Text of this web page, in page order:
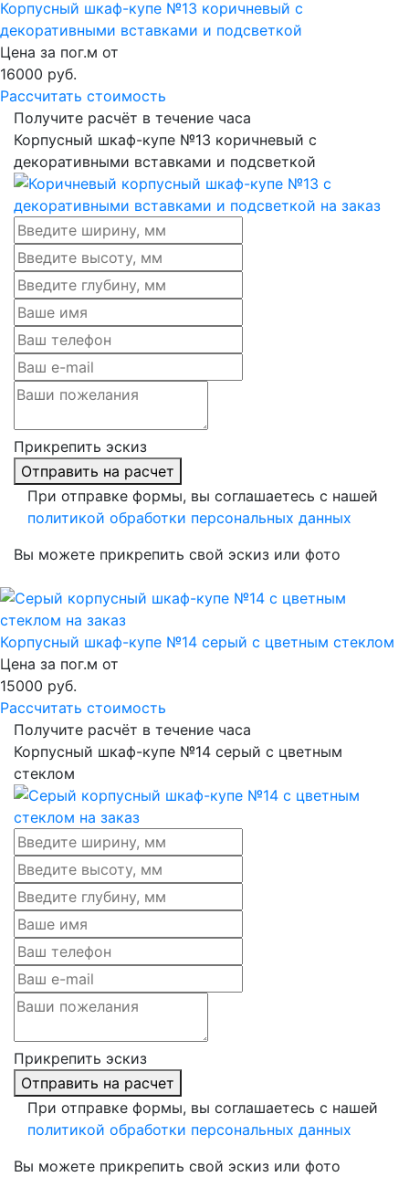
Корпусный шкаф-купе №13 коричневый с
декоративными вставками и подсветкой
Цена за пог.м от
16000 руб.
Рассчитать стоимость
Получите расчёт в течение часа
Корпусный шкаф-купе №13 коричневый с
декоративными вставками и подсветкой
Прикрепить эскиз
Отправить на расчет
При отправке формы, вы соглашаетесь с нашей
политикой обработки персональных данных
Вы можете прикрепить свой эскиз или фото
Корпусный шкаф-купе №14 серый с цветным стеклом
Цена за пог.м от
15000 руб.
Рассчитать стоимость
Получите расчёт в течение часа
Корпусный шкаф-купе №14 серый с цветным
стеклом
Прикрепить эскиз
Отправить на расчет
При отправке формы, вы соглашаетесь с нашей
политикой обработки персональных данных
Вы можете прикрепить свой эскиз или фото